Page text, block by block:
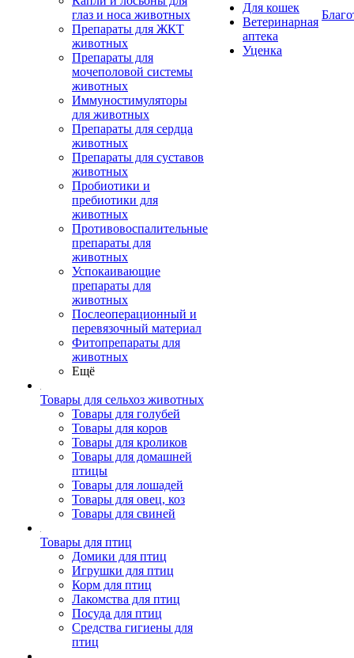
глаз и носа животных
Препараты для ЖКТ
животных
Препараты для
мочеполовой системы
животных
Иммуностимуляторы
для животных
Препараты для сердца
животных
Препараты для суставов
животных
Пробиотики и
пребиотики для
животных
Противовоспалительные
препараты для
животных
Успокаивающие
препараты для
животных
Послеоперационный и
перевязочный материал
Фитопрепараты для
животных
Ещё
Товары для сельхоз животных
Товары для голубей
Товары для коров
Товары для кроликов
Товары для домашней
птицы
Товары для лошадей
Товары для овец, коз
Товары для свиней
Товары для птиц
Домики для птиц
Игрушки для птиц
Корм для птиц
Лакомства для птиц
Посуда для птиц
Средства гигиены для
птиц
Для кошек
Ветеринарная
аптека
Уценка